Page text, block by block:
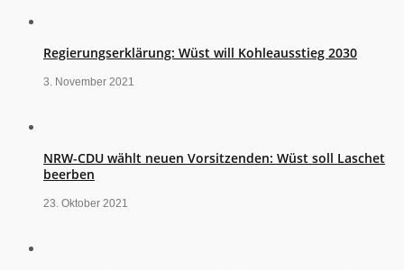
Regierungserklärung: Wüst will Kohleausstieg 2030
3. November 2021
NRW-CDU wählt neuen Vorsitzenden: Wüst soll Laschet
beerben
23. Oktober 2021